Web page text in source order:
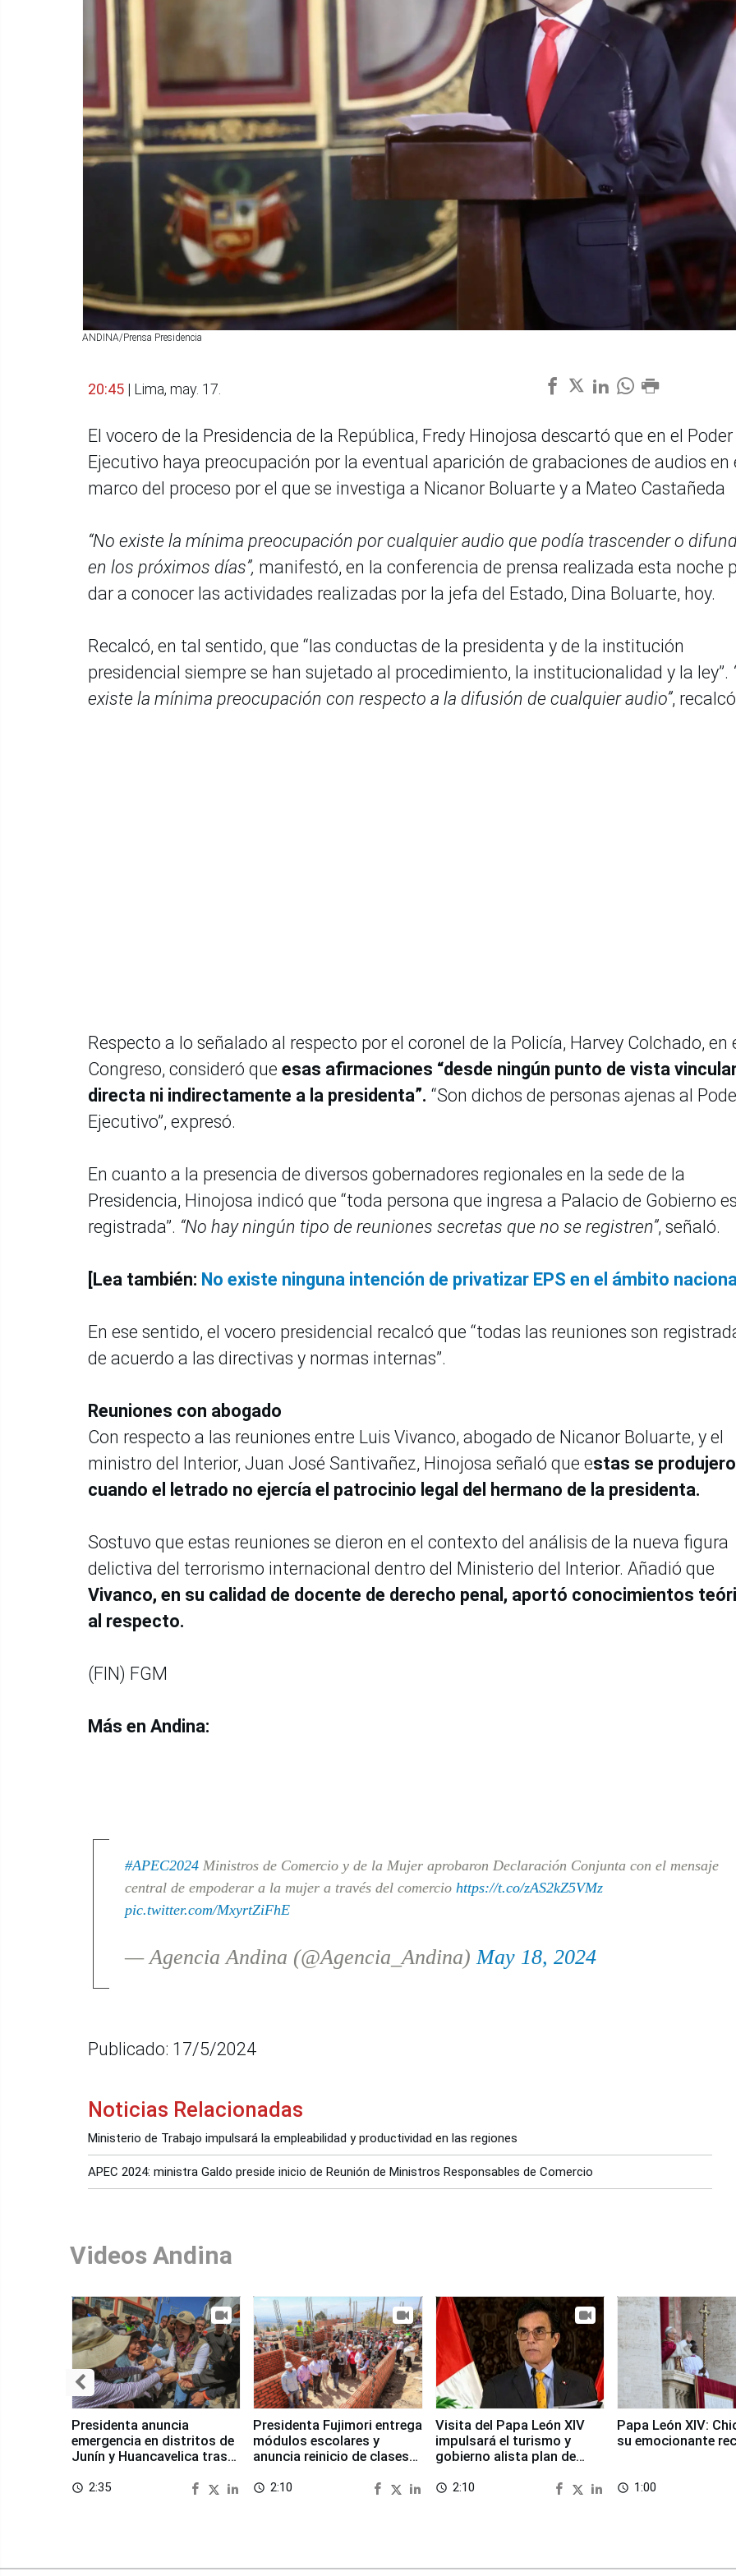
ANDINA/Prensa Presidencia
20:45 | Lima, may. 17.
El vocero de la Presidencia de la República, Fredy Hinojosa descartó que en el Poder
Ejecutivo haya preocupación por la eventual aparición de grabaciones de audios en
marco del proceso por el que se investiga a Nicanor Boluarte y a Mateo Castañeda
“No existe la mínima preocupación por cualquier audio que podía trascender o
en los próximos días”, manifestó, en la conferencia de prensa realizada esta noche
dar a conocer las actividades realizadas por la jefa del Estado, Dina Boluarte, hoy.
Recalcó, en tal sentido, que “las conductas de la presidenta y de la institución
presidencial siempre se han sujetado al procedimiento, la institucionalidad y la ley”.
existe la mínima preocupación con respecto a la difusión de cualquier audio”,
Respecto a lo señalado al respecto por el coronel de la Policía, Harvey Colchado, en
Congreso, consideró que esas afirmaciones “desde ningún punto de vista
directa ni indirectamente a la presidenta”. “Son dichos de personas ajenas al
Ejecutivo”, expresó.
En cuanto a la presencia de diversos gobernadores regionales en la sede de la
Presidencia, Hinojosa indicó que “toda persona que ingresa a Palacio de Gobierno
registrada”. “No hay ningún tipo de reuniones secretas que no se registren”, señaló.
[Lea también: No existe ninguna intención de privatizar EPS en el ámbito
En ese sentido, el vocero presidencial recalcó que “todas las reuniones son
de acuerdo a las directivas y normas internas”.
Reuniones con abogado
Con respecto a las reuniones entre Luis Vivanco, abogado de Nicanor Boluarte, y el
ministro del Interior, Juan José Santivañez, Hinojosa señaló que estas se
cuando el letrado no ejercía el patrocinio legal del hermano de la presidenta.
Sostuvo que estas reuniones se dieron en el contexto del análisis de la nueva figura
delictiva del terrorismo internacional dentro del Ministerio del Interior. Añadió que
Vivanco, en su calidad de docente de derecho penal, aportó conocimientos
al respecto.
(FIN) FGM
Más en Andina:
#APEC2024Ministros de Comercio y de la Mujer aprobaron Declaración Conjunta con el mensaje
central de empoderar a la mujer a través del comercio https://t.co/zAS2kZ5VMz
pic.twitter.com/MxyrtZiFhE
— Agencia Andina (@Agencia_Andina)May 18, 2024
Publicado: 17/5/2024
Noticias Relacionadas
Ministerio de Trabajo impulsará la empleabilidad y productividad en las regiones
APEC 2024: ministra Galdo preside inicio de Reunión de Ministros Responsables de Comercio
Videos Andina
Presidenta anuncia
emergencia en distritos de
Junín y Huancavelica tras
access_time 2:35
Presidenta Fujimori entrega
módulos escolares y
anuncia reinicio de clases
access_time 2:10
Visita del Papa León XIV
impulsará el turismo y
gobierno alista plan de
access_time 2:10
Papa León XIV:
su emocionante
access_time 1:00